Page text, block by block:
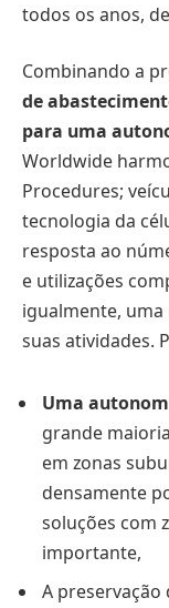
todos os anos,
Combinando a
de
para uma
Worldwide
Procedures;
tecnologia da
resposta ao
e utilizações
igualmente,
suas atividades.
Uma
grande
em zonas
densamente
soluções com
importante,
A preservação